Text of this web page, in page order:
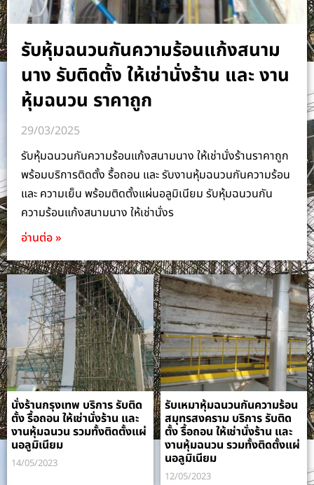
รับหุ้มฉนวนกันความร้อนแก้งสนาม
นาง รับติดตั้ง ให้เช่านั่งร้าน และ งาน
หุ้มฉนวน ราคาถูก
29/03/2025
รับหุ้มฉนวนกันความร้อนแก้งสนามนาง ให้เช่านั่งร้านราคาถูก
พร้อมบริการติดตั้ง รื้อถอน และ รับงานหุ้มฉนวนกันความร้อน
และ ความเย็น พร้อมติดตั้งแผ่นอลูมิเนียม รับหุ้มฉนวนกัน
ความร้อนแก้งสนามนาง ให้เช่านั่งร
อ่านต่อ »
นั่งร้านกรุงเทพ บริการ รับติด
ตั้ง รื้อถอน ให้เช่านั่งร้าน และ
งานหุ้มฉนวน รวมทั้งติดตั้งแผ่
นอลูมิเนียม
14/05/2023
รับเหมาหุ้มฉนวนกันความร้อน
สมุทรสงคราม บริการ รับติด
ตั้ง รื้อถอน ให้เช่านั่งร้าน และ
งานหุ้มฉนวน รวมทั้งติดตั้งแผ่
นอลูมิเนียม
12/05/2023